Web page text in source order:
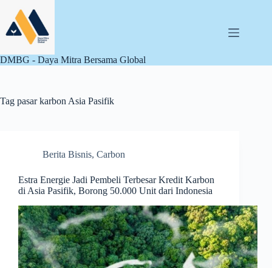
content
DMBG - Daya Mitra Bersama Global
Tag pasar karbon Asia Pasifik
Berita Bisnis, Carbon
Estra Energie Jadi Pembeli Terbesar Kredit Karbon
di Asia Pasifik, Borong 50.000 Unit dari Indonesia